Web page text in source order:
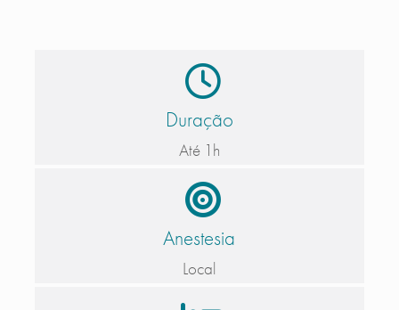
Duração
Até 1h
Anestesia
Local